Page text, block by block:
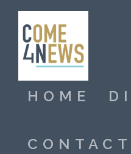
HOME